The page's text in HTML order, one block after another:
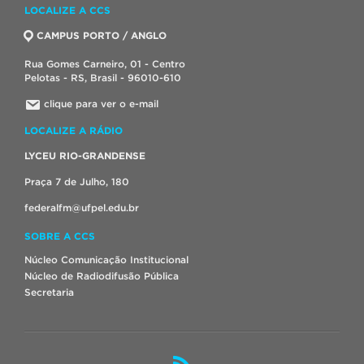
LOCALIZE A CCS
CAMPUS PORTO / ANGLO
Rua Gomes Carneiro, 01 - Centro
Pelotas - RS, Brasil - 96010-610
clique para ver o e-mail
LOCALIZE A RÁDIO
LYCEU RIO-GRANDENSE
Praça 7 de Julho, 180
federalfm@ufpel.edu.br
SOBRE A CCS
Núcleo Comunicação Institucional
Núcleo de Radiodifusão Pública
Secretaria